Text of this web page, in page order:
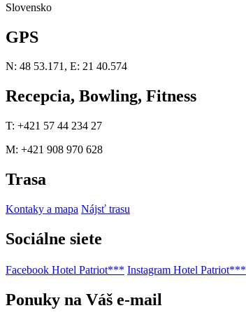
Slovensko
GPS
N: 48 53.171, E: 21 40.574
Recepcia, Bowling, Fitness
T: +421 57 44 234 27
M: +421 908 970 628
Trasa
Kontaky a mapa Nájsť trasu
Sociálne siete
Facebook Hotel Patriot*** Instagram Hotel Patriot***
Ponuky na Váš e-mail